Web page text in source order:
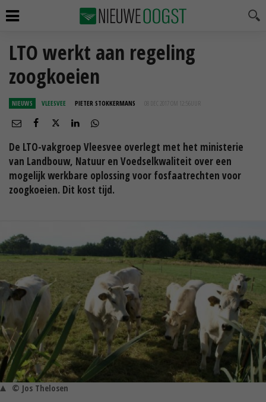
LTO werkt aan regeling
zoogkoeien
NIEUWS VLEESVEE PIETER STOKKERMANS 08 DEC 2017 OM 12:56
De LTO-vakgroep Vleesvee overlegt met het ministerie
van Landbouw, Natuur en Voedselkwaliteit over een
mogelijk werkbare oplossing voor fosfaatrechten voor
zoogkoeien. Dit kost tijd.
© Jos Thelosen